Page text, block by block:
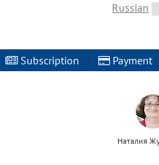
Russian
Subscription | Payment
Наталия